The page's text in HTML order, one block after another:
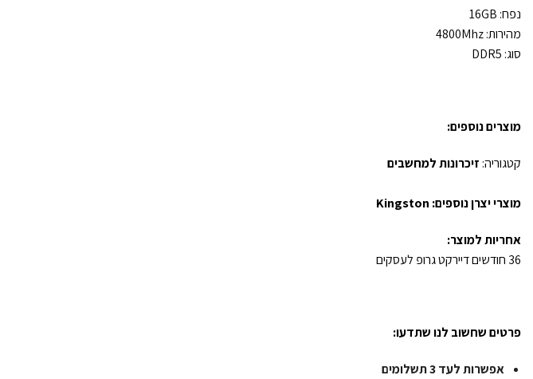
נפח: 16GB
מהירות: 4800Mhz
סוג: DDR5
מוצרים נוספים:
קטגוריה: זיכרונות למחשבים
מוצרי יצרן נוספים: Kingston
אחריות למוצר:
36 חודשים דיירקט גרופ לעסקים
פרטים שחשוב לנו שתדעו:
אפשרות לעד 3 תשלומים